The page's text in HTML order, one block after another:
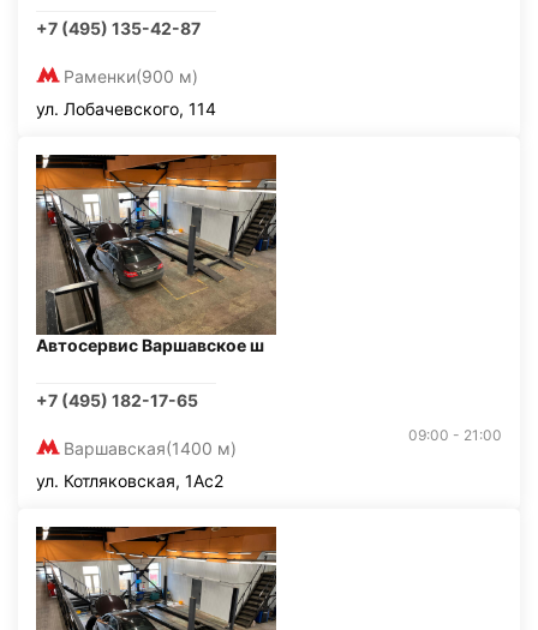
+7 (495) 135-42-87
Раменки(900 м)
ул. Лобачевского, 114
Автосервис Варшавское ш
+7 (495) 182-17-65
Варшавская(1400 м)
09:00 - 21:00
ул. Котляковская, 1Ас2